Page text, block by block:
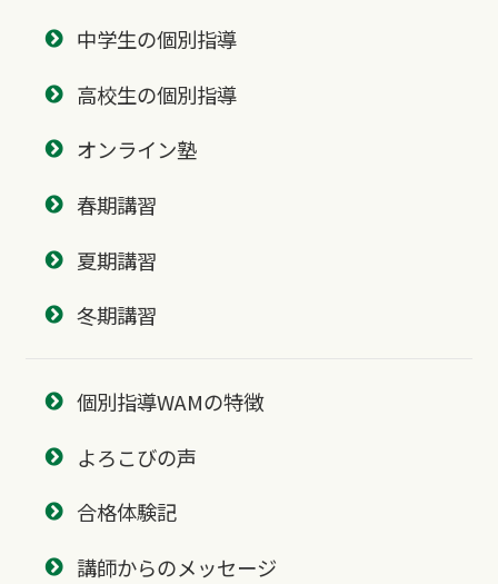
中学生の個別指導
高校生の個別指導
オンライン塾
春期講習
夏期講習
冬期講習
個別指導WAMの特徴
よろこびの声
合格体験記
講師からのメッセージ